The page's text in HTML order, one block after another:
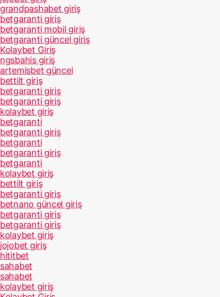
grandpashabet giriş
betgaranti giriş
betgaranti mobil giriş
betgaranti güncel giriş
Kolaybet Giriş
ngsbahis giriş
artemisbet güncel
bettilt giriş
betgaranti giriş
betgaranti giriş
kolaybet giriş
betgaranti
betgaranti giriş
betgaranti
betgaranti giriş
betgaranti
kolaybet giriş
bettilt giriş
betgaranti giriş
betnano güncel giriş
betgaranti giriş
betgaranti giriş
kolaybet giriş
jojobet giriş
hititbet
sahabet
sahabet
kolaybet giriş